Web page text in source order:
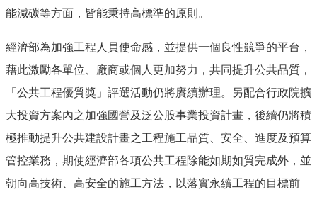
能減碳等方面，皆能秉持高標準的原則。
經濟部為加強工程人員使命感，並提供一個良性競爭的平台，
藉此激勵各單位、廠商或個人更加努力，共同提升公共品質，
「公共工程優質獎」評選活動仍將賡續辦理。另配合行政院擴
大投資方案內之加強國營及泛公股事業投資計畫，後續仍將積
極推動提升公共建設計畫之工程施工品質、安全、進度及預算
管控業務，期使經濟部各項公共工程除能如期如質完成外，並
朝向高技術、高安全的施工方法，以落實永續工程的目標前